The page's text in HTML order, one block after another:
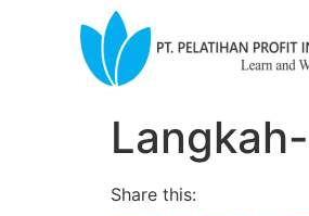
Share this: